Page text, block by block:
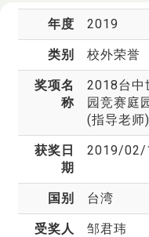
年度 2019
类别 校外荣誉
奖项名
称
2018台中
园竞赛庭
(指导老师)
获奖日
期
2019/02/
国别 台湾
受奖人 邹君玮